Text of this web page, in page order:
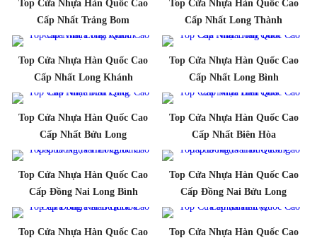
Top Cửa Nhựa Hàn Quốc Cao
Cấp Nhất Trảng Bom
Top Cửa Nhựa Hàn Quốc Cao
Cấp Nhất Long Thành
Top Cửa Nhựa Hàn Quốc Cao
Cấp Nhất Long Khánh
Top Cửa Nhựa Hàn Quốc Cao
Cấp Nhất Long Bình
Top Cửa Nhựa Hàn Quốc Cao
Cấp Nhất Bửu Long
Top Cửa Nhựa Hàn Quốc Cao
Cấp Nhất Biên Hòa
Top Cửa Nhựa Hàn Quốc Cao
Cấp Đồng Nai Long Bình
Top Cửa Nhựa Hàn Quốc Cao
Cấp Đồng Nai Bửu Long
Top Cửa Nhựa Hàn Quốc Cao
Top Cửa Nhựa Hàn Quốc Cao